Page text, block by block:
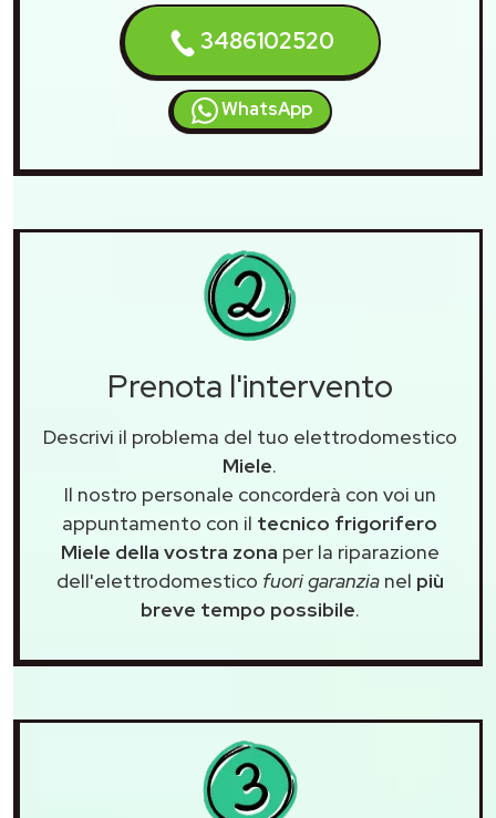
3486102520
WhatsApp
Prenota l'intervento
Descrivi il problema del tuo elettrodomestico
Miele.
Il nostro personale concorderà con voi un
appuntamento con il tecnico frigorifero
Miele della vostra zona per la riparazione
dell'elettrodomestico fuori garanzianel più
breve tempo possibile.